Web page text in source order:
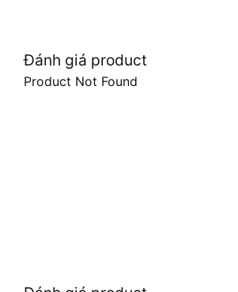
Đánh giá product
Product Not Found